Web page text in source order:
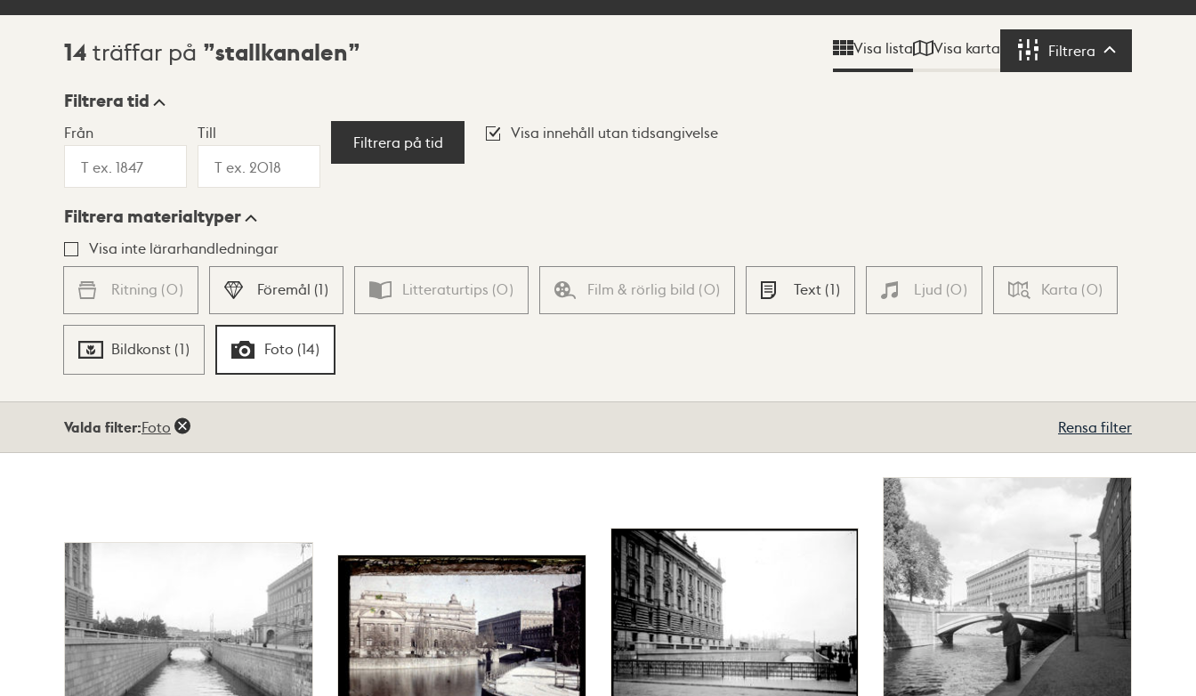
Sökresultat
14 träffar på stallkanalen Visa lista Visa karta Filtrera Filtrera
Visningsläge
Lista Karta
Filtrera tid
Från Till
Filtrera på tid
Visa innehåll utan tidsangivelse
Filtrera materialtyper
Visa inte lärarhandledningar
Ritning (0) Föremål (1) Litteraturtips (0) Film & rörlig bild (0) Text (1) Ljud (0) Karta (0)
Bildkonst (1) Foto (14)
Valda filter:Foto Rensa filter